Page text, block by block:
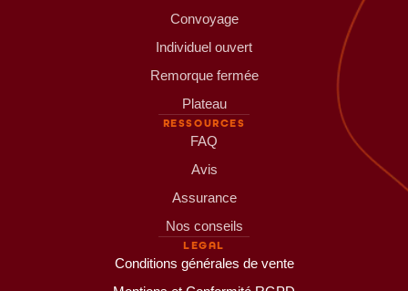
Convoyage
Individuel ouvert
Remorque fermée
Plateau
RESSOURCES
FAQ
Avis
Assurance
Nos conseils
LEGAL
Conditions générales de vente